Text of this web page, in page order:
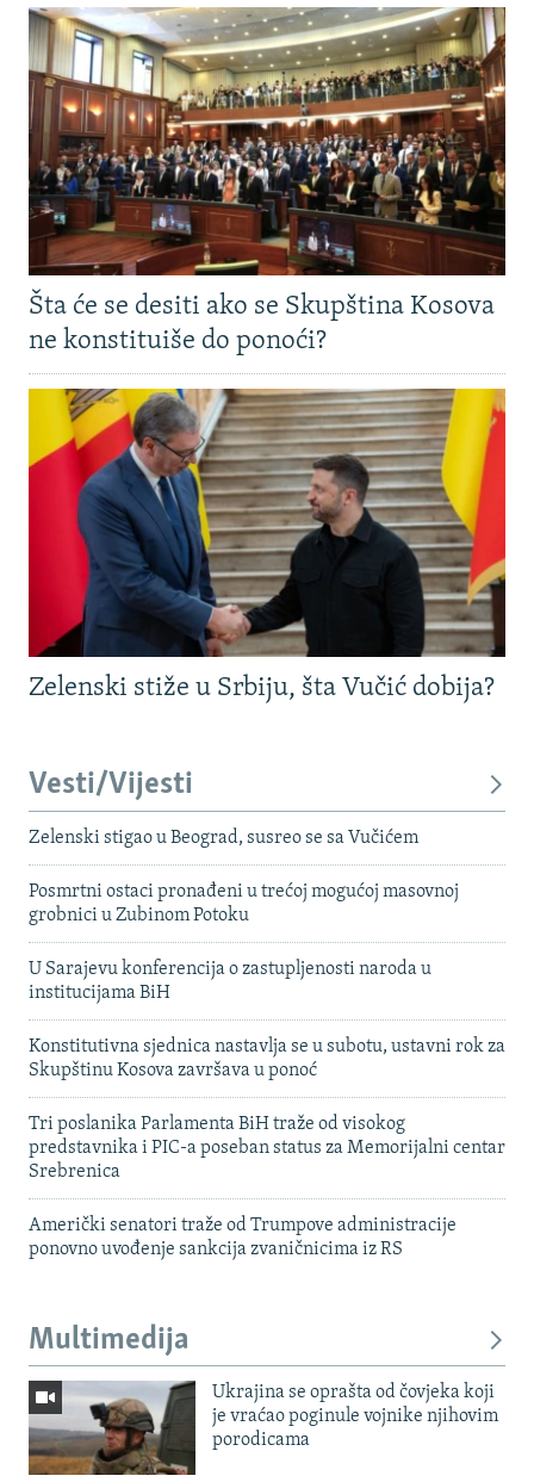
Šta će se desiti ako se Skupština Kosova
ne konstituiše do ponoći?
Zelenski stiže u Srbiju, šta Vučić dobija?
Vesti/Vijesti
Zelenski stigao u Beograd, susreo se sa Vučićem
Posmrtni ostaci pronađeni u trećoj mogućoj masovnoj
grobnici u Zubinom Potoku
U Sarajevu konferencija o zastupljenosti naroda u
institucijama BiH
Konstitutivna sjednica nastavlja se u subotu, ustavni rok za
Skupštinu Kosova završava u ponoć
Tri poslanika Parlamenta BiH traže od visokog
predstavnika i PIC-a poseban status za Memorijalni centar
Srebrenica
Američki senatori traže od Trumpove administracije
ponovno uvođenje sankcija zvaničnicima iz RS
Multimedija
Ukrajina se oprašta od čovjeka koji
je vraćao poginule vojnike njihovim
porodicama